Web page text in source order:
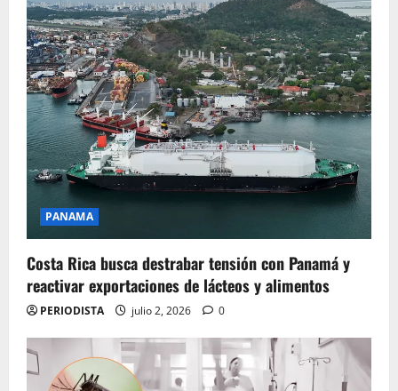
PANAMA
Costa Rica busca destrabar tensión con Panamá y
reactivar exportaciones de lácteos y alimentos
PERIODISTA julio 2, 2026 0